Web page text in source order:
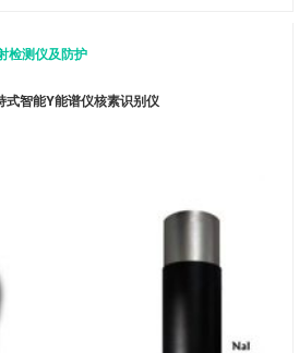
检测仪及防护
智能Y能谱仪核素识别仪